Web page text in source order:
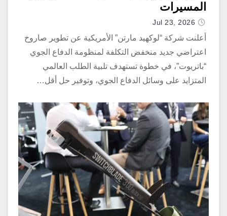
المسيرات
Jul 23, 2026
أعلنت شركة “لوكهيد مارتن” الأمريكية عن تطوير صاروخ
اعتراضي جديد منخفض التكلفة لمنظومة الدفاع الجوي
“باتريوت”، في خطوة تستهدف تلبية الطلب العالمي
المتزايد على وسائل الدفاع الجوي، وتوفير حل أقل…